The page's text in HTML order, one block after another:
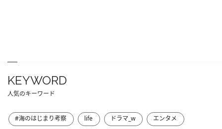
KEYWORD
人気のキーワード
#海のはじまり考察 life ドラマ_w エンタメ